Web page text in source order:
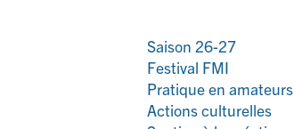
Saison 26-27
Festival FMI
Pratique en amateurs
Actions culturelles